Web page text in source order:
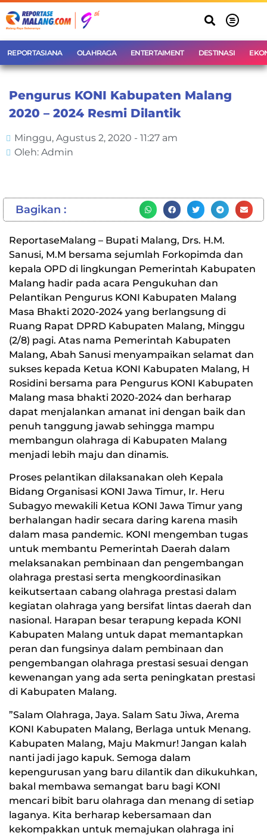
REPORTASIANA OLAHRAGA ENTERTAIMENT DESTINASI
Pengurus KONI Kabupaten Malang
2020 – 2024 Resmi Dilantik
Minggu, Agustus 2, 2020 - 11:27 am
Oleh: Admin
Bagikan :
ReportaseMalang – Bupati Malang, Drs. H.M.
Sanusi, M.M bersama sejumlah Forkopimda dan
kepala OPD di lingkungan Pemerintah Kabupaten
Malang hadir pada acara Pengukuhan dan
Pelantikan Pengurus KONI Kabupaten Malang
Masa Bhakti 2020-2024 yang berlangsung di
Ruang Rapat DPRD Kabupaten Malang, Minggu
(2/8) pagi. Atas nama Pemerintah Kabupaten
Malang, Abah Sanusi menyampaikan selamat dan
sukses kepada Ketua KONI Kabupaten Malang, H
Rosidini bersama para Pengurus KONI Kabupaten
Malang masa bhakti 2020-2024 dan berharap
dapat menjalankan amanat ini dengan baik dan
penuh tanggung jawab sehingga mampu
membangun olahraga di Kabupaten Malang
menjadi lebih maju dan dinamis.
Proses pelantikan dilaksanakan oleh Kepala
Bidang Organisasi KONI Jawa Timur, Ir. Heru
Subagyo mewakili Ketua KONI Jawa Timur yang
berhalangan hadir secara daring karena masih
dalam masa pandemic. KONI mengemban tugas
untuk membantu Pemerintah Daerah dalam
melaksanakan pembinaan dan pengembangan
olahraga prestasi serta mengkoordinasikan
keikutsertaan cabang olahraga prestasi dalam
kegiatan olahraga yang bersifat lintas daerah dan
nasional. Harapan besar terapung kepada KONI
Kabupaten Malang untuk dapat memantapkan
peran dan fungsinya dalam pembinaan dan
pengembangan olahraga prestasi sesuai dengan
kewenangan yang ada serta peningkatan prestasi
di Kabupaten Malang.
”Salam Olahraga, Jaya. Salam Satu Jiwa, Arema
KONI Kabupaten Malang, Berlaga untuk Menang.
Kabupaten Malang, Maju Makmur! Jangan kalah
nanti jadi jago kapuk. Semoga dalam
kepengurusan yang baru dilantik dan dikukuhkan,
bakal membawa semangat baru bagi KONI
mencari bibit baru olahraga dan menang di setiap
laganya. Kita berharap kebersamaan dan
kekompakkan untuk memajukan olahraga ini